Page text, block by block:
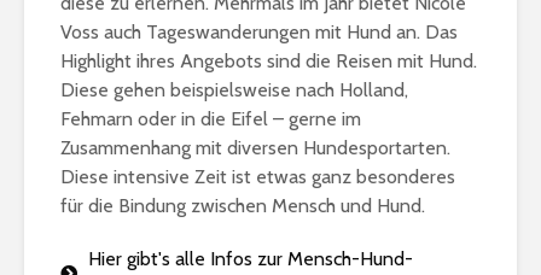
Voss auch Tageswanderungen mit Hund an. Das
Highlight ihres Angebots sind die Reisen mit Hund.
Diese gehen beispielsweise nach Holland,
Fehmarn oder in die Eifel – gerne im
Zusammenhang mit diversen Hundesportarten.
Diese intensive Zeit ist etwas ganz besonderes
für die Bindung zwischen Mensch und Hund.
Hier gibt's alle Infos zur Mensch-Hund-